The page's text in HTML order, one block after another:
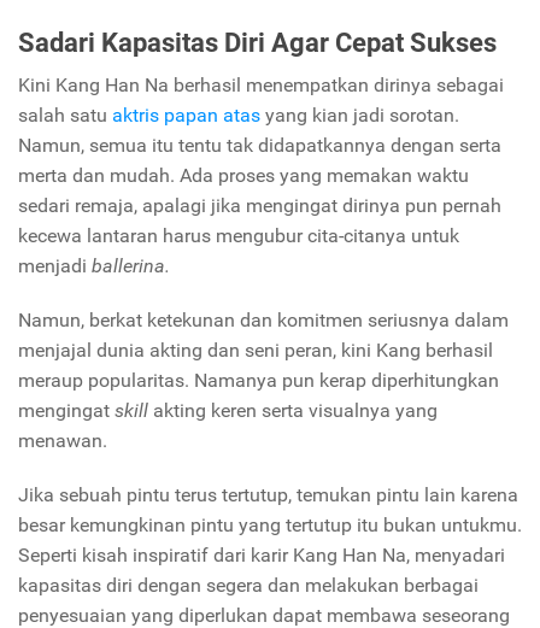
Sadari Kapasitas Diri Agar Cepat Sukses
Kini Kang Han Na berhasil menempatkan dirinya sebagai
salah satu aktris papan atas yang kian jadi sorotan.
Namun, semua itu tentu tak didapatkannya dengan serta
merta dan mudah. Ada proses yang memakan waktu
sedari remaja, apalagi jika mengingat dirinya pun pernah
kecewa lantaran harus mengubur cita-citanya untuk
menjadi ballerina.
Namun, berkat ketekunan dan komitmen seriusnya dalam
menjajal dunia akting dan seni peran, kini Kang berhasil
meraup popularitas. Namanya pun kerap diperhitungkan
mengingat skill akting keren serta visualnya yang
menawan.
Jika sebuah pintu terus tertutup, temukan pintu lain karena
besar kemungkinan pintu yang tertutup itu bukan untukmu.
Seperti kisah inspiratif dari karir Kang Han Na, menyadari
kapasitas diri dengan segera dan melakukan berbagai
penyesuaian yang diperlukan dapat membawa seseorang